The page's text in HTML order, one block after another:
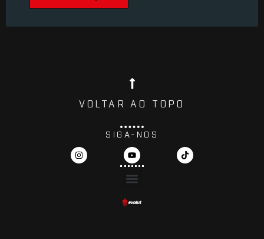
VOLTAR AO TOPO
SIGA-NOS